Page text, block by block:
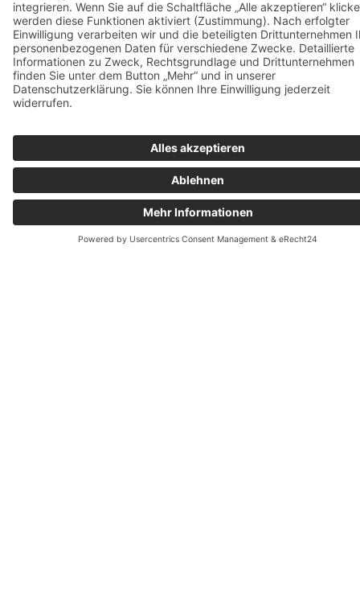
Geschäftsführer: